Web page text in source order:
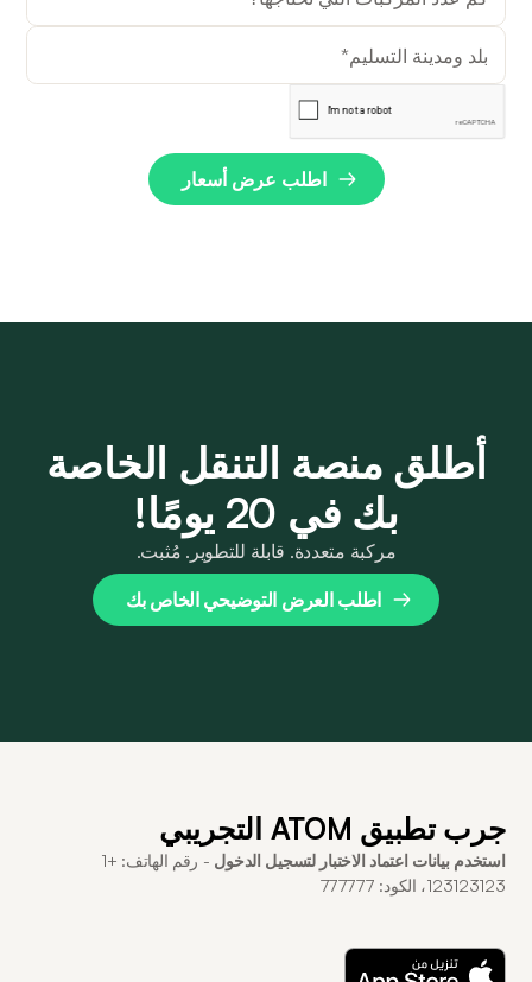
أطلق منصة التنقل الخاصة
بك في 20 يومًا!
مركبة متعددة. قابلة للتطوير. مُثبت.
اطلب العرض التوضيحي الخاص بك
جرب تطبيق ATOM التجريبي
استخدم بيانات اعتماد الاختبار لتسجيل الدخول
- رقم الهاتف: +1
123123123، الكود: 777777